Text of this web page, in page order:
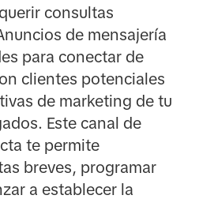
consultas
de mensajería
para conectar de
clientes potenciales
de marketing de tu
Este canal de
te permite
breves, programar
a establecer la